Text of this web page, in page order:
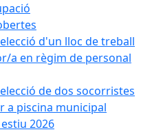
d'un lloc de treball
a en règim de personal
de dos socorristes
a piscina municipal
2026